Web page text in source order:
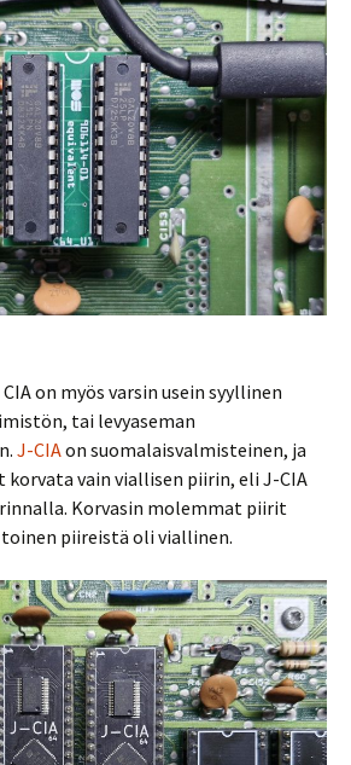
on myös varsin usein syyllinen
tai levyaseman
J-CIAon suomalaisvalmisteinen, ja
korvata vain viallisen piirin, eli J-CIA
Korvasin molemmat piirit
piireistä oli viallinen.